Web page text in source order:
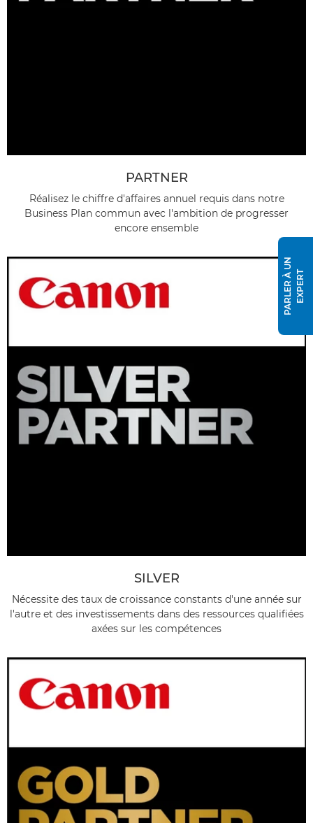
PARTNER
Réalisez le chiffre d'affaires annuel requis dans notre
Business Plan commun avec l'ambition de progresser
encore ensemble
SILVER
Nécessite des taux de croissance constants d'une année sur
l'autre et des investissements dans des ressources qualifiées
axées sur les compétences
P
A
R
L
E
R
À
U
N
E
X
P
E
RT